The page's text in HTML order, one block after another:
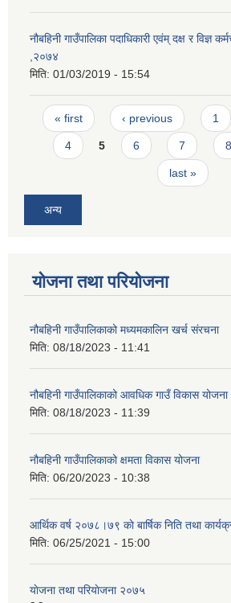
नौबहिनी गाउँपालिका पदाधिकारी एवंम् दक्ष र विज्ञ
,२०७४
मिति: 01/03/2019 - 15:54
Pages
« first ‹ previous 1
4 5 6 7 8
last »
अन्य
योजना तथा परियोजना
नौबहिनी गाउँपालिकाको मध्यमकालिन खर्च संरचना
मिति: 08/18/2023 - 11:41
नौबहिनी गाउँपालिकाको आवधिक गाउँ विकास योजना
मिति: 08/18/2023 - 11:39
नौबहिनी गाउँपालिकाको क्षमता विकास योजना
मिति: 06/20/2023 - 10:38
आर्थिक वर्ष २०७८।७९ काे बार्षिक निति तथा
मिति: 06/25/2021 - 15:00
याेजना तथा परियाेजना २०७५